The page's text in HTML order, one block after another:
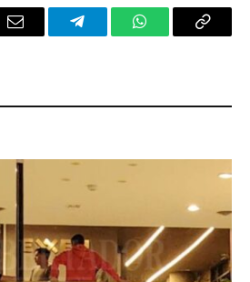
Email TelegramWhatsAppCopy